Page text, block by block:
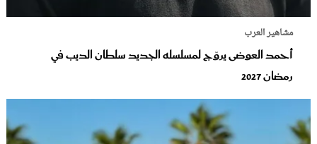
مشاهير العرب
أحمد العوضى يروّج لمسلسله الجديد سلطان الديب في
رمضان 2027